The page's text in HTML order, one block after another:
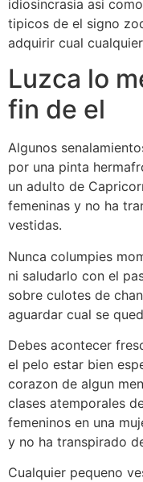
idiosincrasia asi­
tipicos de el signo
adquirir cual
Luzca lo
fin de el
Algunos
por una pinta
un adulto de
femeninas y no ha
vestidas.
Nunca columpies
ni saludarlo con el
sobre culotes de
aguardar cual se
Debes acontecer
el pelo estar bien
corazon de algun
clases atemporales
femeninos en una
y no ha transpirado
Cualquier pequeno